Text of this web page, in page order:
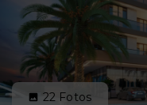
22 Fotos